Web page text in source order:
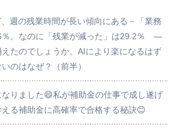
週の残業時間が長い傾向にある－「業務
％。なのに「残業が減った」は29.2％ ―
たのでしょうか。AIにより楽になるはず
のはなぜ？（前半）
りました😄私が補助金の仕事で成し遂げ
る補助金に高確率で合格する秘訣😊